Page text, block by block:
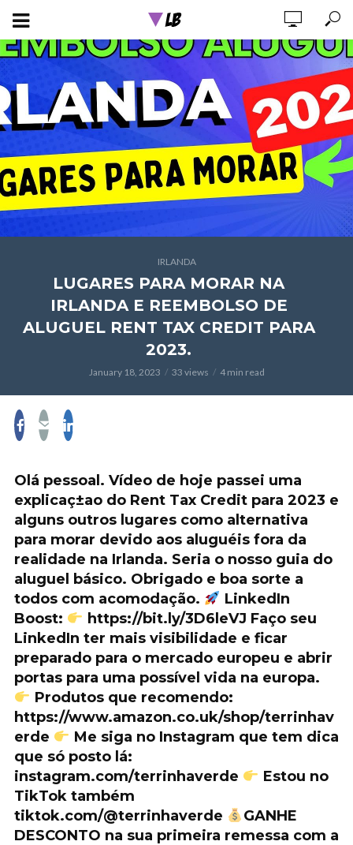
IRLANDA
LUGARES PARA MORAR NA
IRLANDA E REEMBOLSO DE
ALUGUEL RENT TAX CREDIT PARA
2023.
January 18, 2023 33 views 4 min read
Olá pessoal. Vídeo de hoje passei uma
explicaç±ao do Rent Tax Credit para 2023 e
alguns outros lugares como alternativa
para morar devido aos aluguéis fora da
realidade na Irlanda. Seria o nosso guia do
aluguel básico. Obrigado e boa sorte a
todos com acomodação.
LinkedIn
Boost:
https://bit.ly/3D6leVJ Faço seu
LinkedIn ter mais visibilidade e ficar
preparado para o mercado europeu e abrir
portas para uma possível vida na europa.
Produtos que recomendo:
https://www.amazon.co.uk/shop/terrinhav
erde
Me siga no Instagram que tem dica
que só posto lá:
instagram.com/terrinhaverde
Estou no
TikTok também
tiktok.com/@terrinhaverde
GANHE
DESCONTO na sua primeira remessa com a